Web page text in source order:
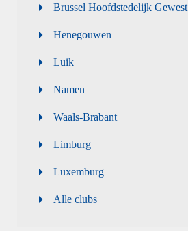
Brussel Hoofdstedelijk Gewest
Henegouwen
Luik
Namen
Waals-Brabant
Limburg
Luxemburg
Alle clubs